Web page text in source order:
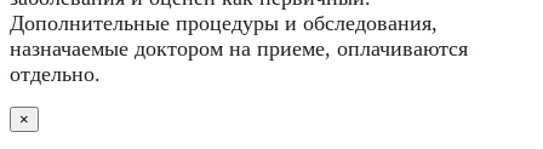
Дополнительные процедуры и обследования,
назначаемые доктором на приеме, оплачиваются
отдельно.
×